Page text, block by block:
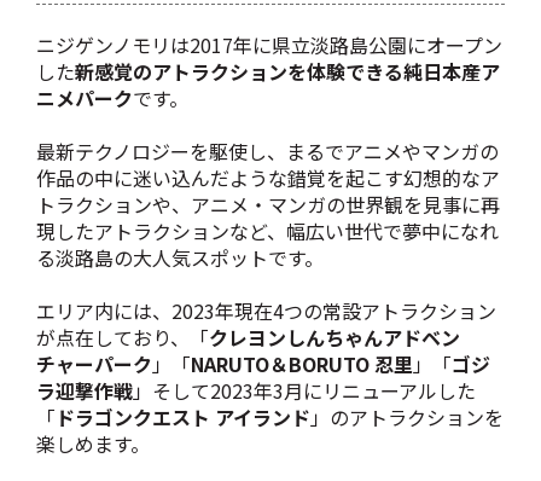
ニジゲンノモリは2017年に県立淡路島公園にオープン
した新感覚のアトラクションを体験できる純日本産ア
ニメパークです。
最新テクノロジーを駆使し、まるでアニメやマンガの
作品の中に迷い込んだような錯覚を起こす幻想的なア
トラクションや、アニメ・マンガの世界観を見事に再
現したアトラクションなど、幅広い世代で夢中になれ
る淡路島の大人気スポットです。
エリア内には、2023年現在4つの常設アトラクション
が点在しており、「クレヨンしんちゃんアドベン
チャーパーク」「NARUTO＆BORUTO 忍里」「ゴジ
ラ迎撃作戦」そして2023年3月にリニューアルした
「 ドラゴンクエスト アイランド」のアトラクションを
楽しめます。